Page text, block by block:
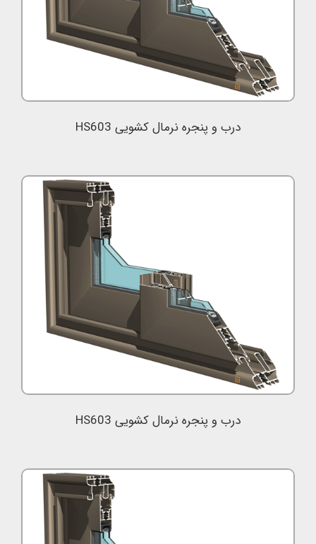
درب و پنجره نرمال کشویی HS603
درب و پنجره نرمال کشویی HS603